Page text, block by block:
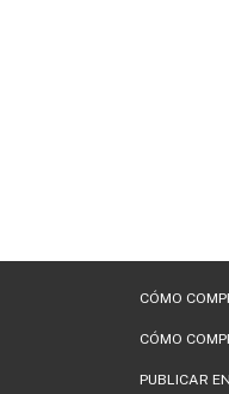
CÓMO
CÓMO
PUBLICAR